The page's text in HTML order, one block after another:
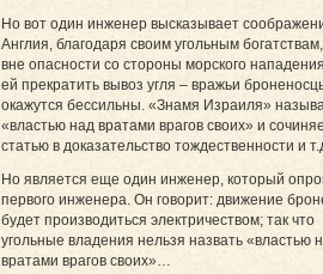
Но вот один инженер высказывает
Англия, благодаря своим угольным
вне опасности со стороны морского
ей прекратить вывоз угля – вражьи
окажутся бессильны. «Знамя Израиля»
«властью над вратами врагов своих» и
статью в доказательство тождественности и
Но является еще один инженер, который
первого инженера. Он говорит: движение
будет производиться электричеством; так что
угольные владения нельзя назвать «властью
вратами врагов своих»…